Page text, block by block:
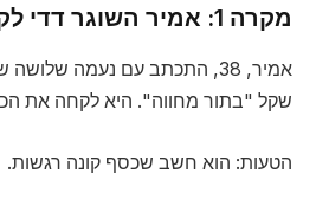
מקרה 1: אמיר השוגר דדי לקוח
שקל "בתור מחווה". היא לקחה את
הטעות: הוא חשב שכסף קונה רגשות.